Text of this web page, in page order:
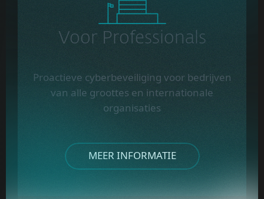
Voor Professionals
Proactieve cyberbeveiliging voor bedrijven
van alle groottes en internationale
organisaties
MEER INFORMATIE